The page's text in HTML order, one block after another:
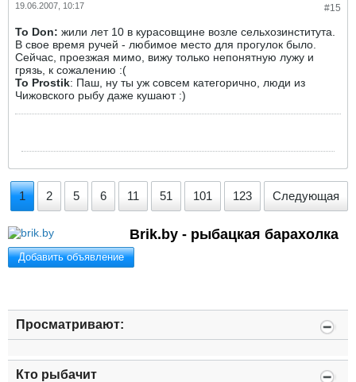
#15
19.06.2007, 10:17
To Don: жили лет 10 в курасовщине возле сельхозинститута.
В свое время ручей - любимое место для прогулок было.
Сейчас, проезжая мимо, вижу только непонятную лужу и
грязь, к сожалению :(
To Prostik: Паш, ну ты уж совсем категорично, люди из
Чижовского рыбу даже кушают :)
1 2 5 6 11 51 101 123 Следующая
Brik.by - рыбацкая барахолка
Добавить объявление
Просматривают:
Кто рыбачит